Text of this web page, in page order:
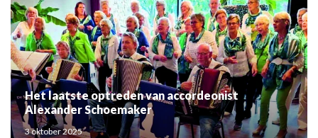
Het laatste optreden van accordeonist
Alexander Schoemaker
3 oktober 2025